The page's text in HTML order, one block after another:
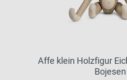
Affe klein Holzfigur
Bojesen